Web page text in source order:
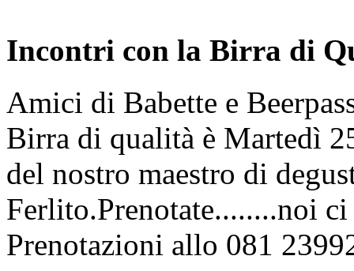
Incontri con la Birra di
Amici di Babette e
Birra di qualità è Martedì
del nostro maestro di
Ferlito.Prenotate........noi
Prenotazioni allo 081